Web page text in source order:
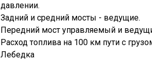
давлении.
Задний и средний мосты - ведущие.
Передний мост управляемый и
Расход топлива на 100 км пути с
Лебедка